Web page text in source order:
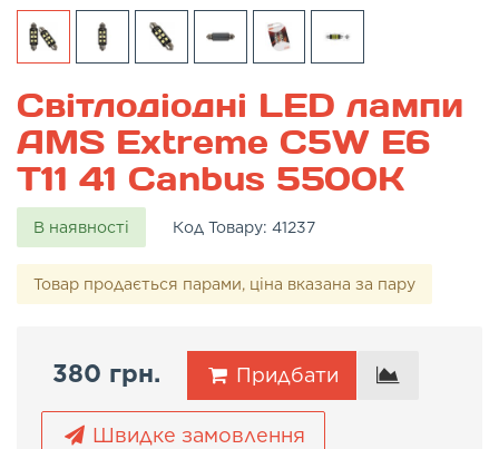
Світлодіодні LED лампи
AMS Extreme C5W E6
T11 41 Canbus 5500K
В наявності Код Товару: 41237
Товар продається парами, ціна вказана за пару
380 грн. Придбати
Швидке замовлення